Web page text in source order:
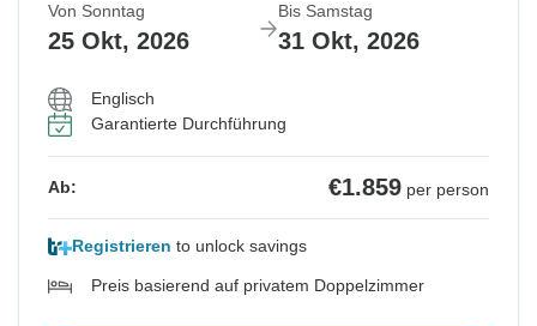
Von Sonntag
25 Okt, 2026
Bis Samstag
31 Okt, 2026
Englisch
Garantierte Durchführung
Ab: €1.859 per person
Registrieren to unlock savings
Preis basierend auf privatem Doppelzimmer